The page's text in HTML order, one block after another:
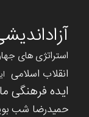
استراتژی های
انقلاب اسلامی
ایده فرهنگی
حمیدرضا شب